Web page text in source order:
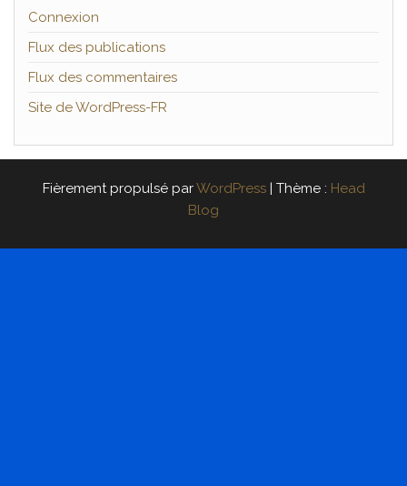
Connexion
Flux des publications
Flux des commentaires
Site de WordPress-FR
Fièrement propulsé parWordPress Thème : Head
Blog